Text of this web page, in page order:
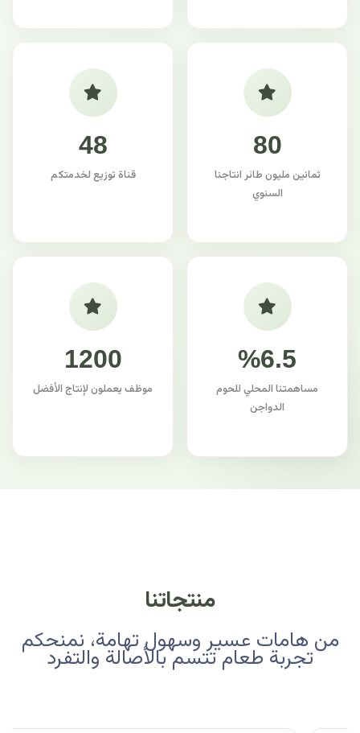
80
ثمانين مليون طائر انتاجنا
السنوي
48
قناة توزيع لخدمتكم
%6.5
مساهمتنا المحلي للحوم
الدواجن
1200
موظف يعملون لإنتاج الأفضل
منتجاتنا
من هامات عسير وسهول تهامة، نمنحكم
تجربة طعام تتسم بالأصالة والتفرد